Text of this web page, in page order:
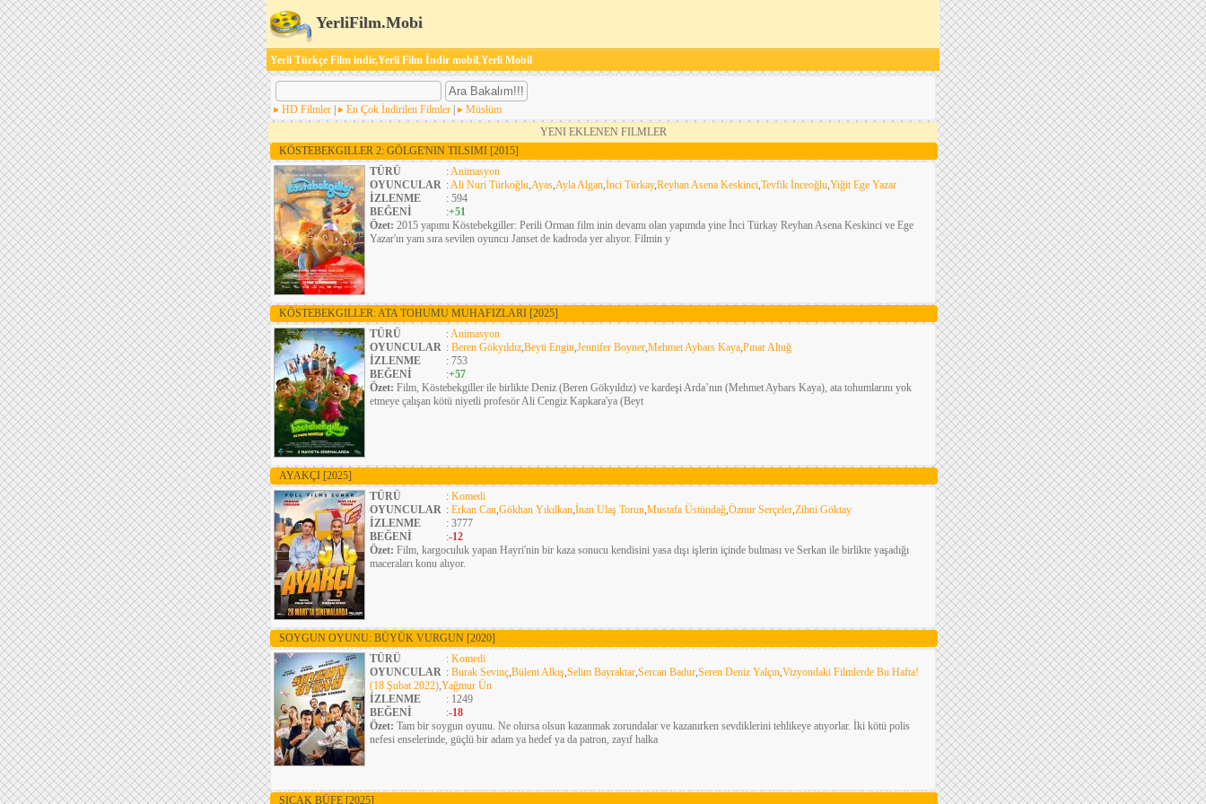
YerliFilm.Mobi
Yerli Türkçe Film indir,Yerli Film İndir mobil,Yerli Mobil
HD Filmler En Çok İndirilen Filmler
Müslüm
YENI EKLENEN FILMLER
KÖSTEBEKGILLER 2: GÖLGE'NIN TILSIMI [2015]
TÜRÜ
:Animasyon
OYUNCULAR :Ali Nuri Türkoğlu,Ayas,Ayla Algan,İnci Türkay,Reyhan Asena Keskinci,Tevfik İnceoğlu,Yiğit Ege Yazar
İZLENME
: 594
BEĞENİ
:+51
Özet: 2015 yapımı Köstebekgiller: Perili Orman film inin devamı olan yapımda yine İnci Türkay Reyhan Asena Keskinci ve Ege
Yazar'ın yanı sıra sevilen oyuncu Janset de kadroda yer alıyor. Filmin y
KÖSTEBEKGILLER: ATA TOHUMU MUHAFIZLARI [2025]
TÜRÜ
:Animasyon
OYUNCULAR : Beren Gökyıldız,Beyti Engin,Jennifer Boyner,Mehmet Aybars Kaya,Pınar Altuğ
İZLENME
: 753
BEĞENİ
:+57
Özet: Film, Köstebekgiller ile birlikte Deniz (Beren Gökyıldız) ve kardeşi Arda’nın (Mehmet Aybars Kaya), ata tohumlarını yok
etmeye çalışan kötü niyetli profesör Ali Cengiz Kapkara'ya (Beyt
AYAKÇI [2025]
TÜRÜ
: Komedi
OYUNCULAR : Erkan Can,Gökhan Yıkılkan,İnan Ulaş Torun,Mustafa Üstündağ,Öznur Serçeler,Zihni Göktay
İZLENME
: 3777
BEĞENİ
:-12
Özet: Film, kargoculuk yapan Hayri'nin bir kaza sonucu kendisini yasa dışı işlerin içinde bulması ve Serkan ile birlikte yaşadığı
maceraları konu alıyor.
SOYGUN OYUNU: BÜYÜK VURGUN [2020]
TÜRÜ
: Komedi
OYUNCULAR : Burak Sevinç,Bülent Alkış,Selim Bayraktar,Sercan Badur,Seren Deniz Yalçın,Vizyondaki Filmlerde Bu Hafta!
(18 Şubat 2022),Yağmur Ün
İZLENME
: 1249
BEĞENİ
:-18
Özet: Tam bir soygun oyunu. Ne olursa olsun kazanmak zorundalar ve kazanırken sevdiklerini tehlikeye atıyorlar. İki kötü polis
nefesi enselerinde, güçlü bir adam ya hedef ya da patron, zayıf halka
SICAK BÜFE [2025]